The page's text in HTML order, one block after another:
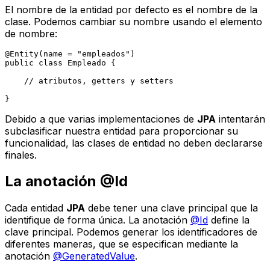
El nombre de la entidad por defecto es el nombre de la
clase. Podemos cambiar su nombre usando el elemento
de nombre:
@Entity(name = "empleados")
public
class Empleado {
// atributos, getters y setters
Debido a que varias implementaciones de JPA intentarán
subclasificar nuestra entidad para proporcionar su
funcionalidad, las clases de entidad no deben declararse
finales.
La anotación @Id
Cada entidad JPA debe tener una clave principal que la
identifique de forma única. La anotación @Id define la
clave principal. Podemos generar los identificadores de
diferentes maneras, que se especifican mediante la
anotación @GeneratedValue.